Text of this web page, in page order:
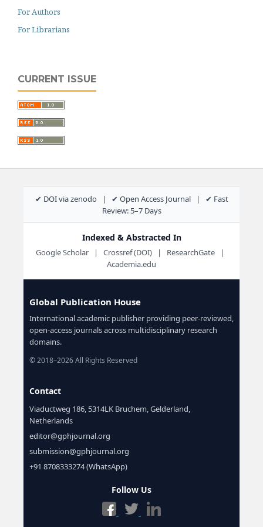
For Authors
For Librarians
CURRENT ISSUE
✔ DOI via zenodo | ✔ Open Access Journal | ✔ Fast
Review: 5–7 Days
Indexed & Abstracted In
Google Scholar | Crossref (DOI) | ResearchGate |
Academia.edu
Global Publication House
International academic publisher providing peer-reviewed,
open-access journals across multidisciplinary research
domains.
© 2018–2026 All Rights Reserved
Contact
Viaductweg 186, 5314LK Bruchem, Gelderland,
Netherlands
editor@gphjournal.org
submission@gphjournal.org
+91 8708333274 (WhatsApp)
Follow Us